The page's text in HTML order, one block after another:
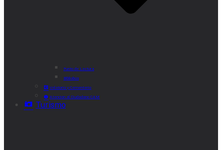
Punto de Lectura
Bibliobús
Velatorio y Cementerio
Atención al Ciudadano CAM
Turismo